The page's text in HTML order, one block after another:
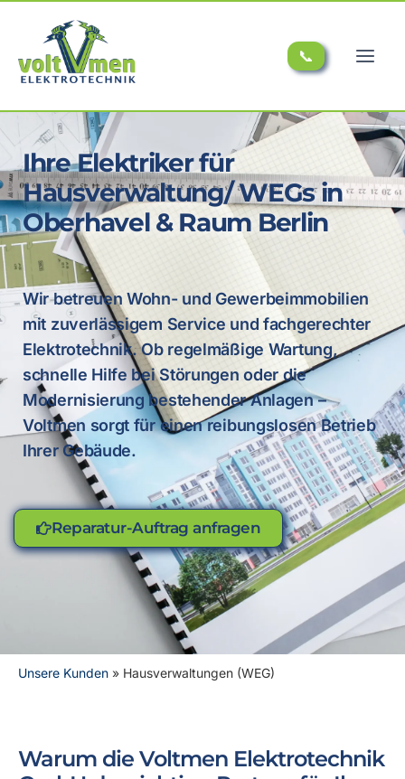
📞
Ihre Elektriker für
Hausverwaltung/ WEGs in
Oberhavel & Raum Berlin
Wir betreuen Wohn- und Gewerbeimmobilien
mit zuverlässigem Service und fachgerechter
Elektrotechnik. Ob regelmäßige Wartung,
schnelle Hilfe bei Störungen oder die
Modernisierung bestehender Anlagen –
Voltmen sorgt für einen reibungslosen Betrieb
Ihrer Gebäude.
Reparatur-Auftrag anfragen
Unsere Kunden » Hausverwaltungen (WEG)
Warum die Voltmen Elektrotechnik